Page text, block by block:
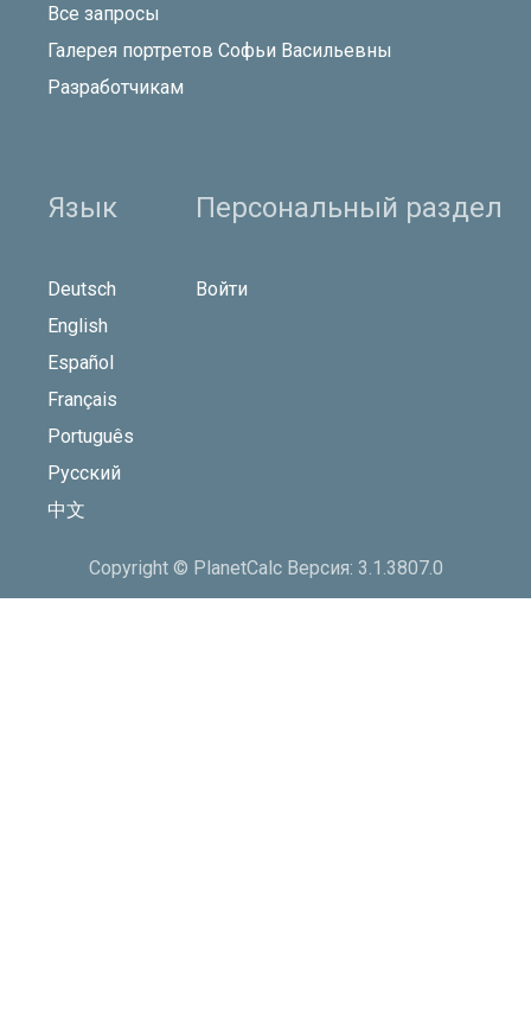
Все запросы
Галерея портретов Софьи Васильевны
Разработчикам
Язык
Deutsch
English
Español
Français
Português
Русский
中文
Персональный раздел
Войти
Copyright © PlanetCalc Версия: 3.1.3807.0